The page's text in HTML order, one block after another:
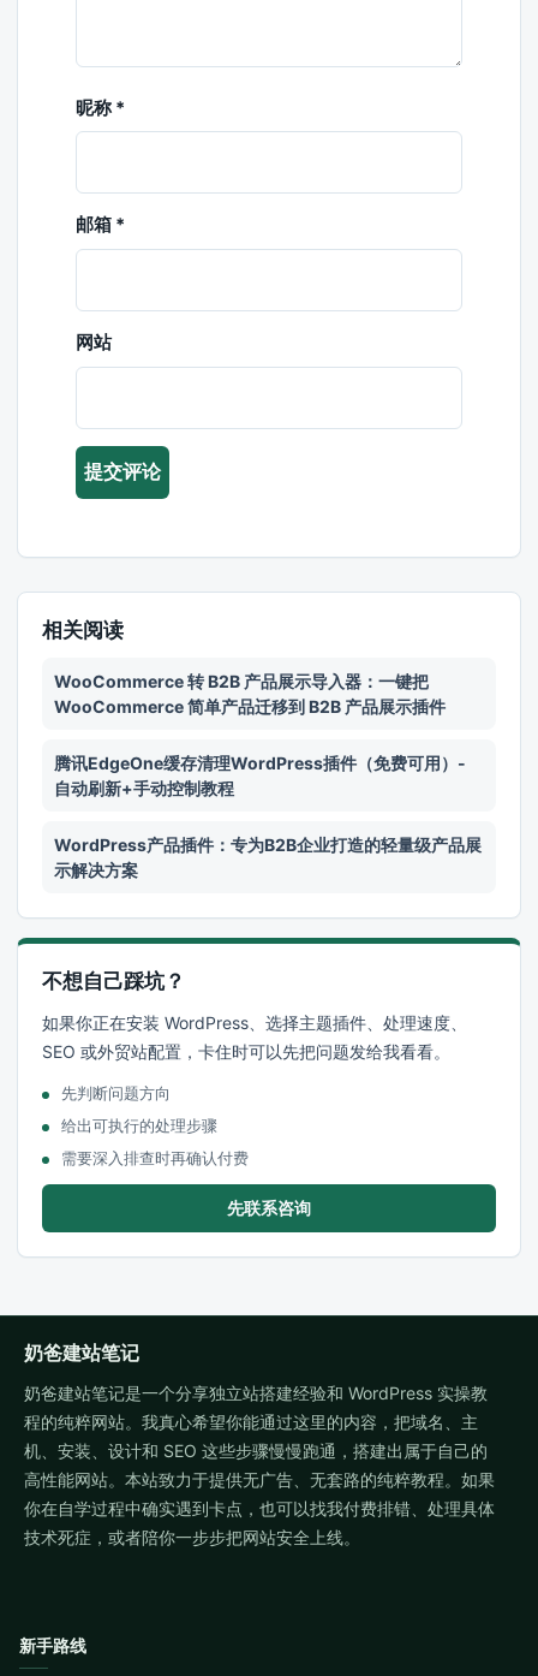
昵称 *
邮箱 *
网站
相关阅读
WooCommerce 转 B2B 产品展示导入器：一键把
WooCommerce 简单产品迁移到 B2B 产品展示插件
腾讯EdgeOne缓存清理WordPress插件（免费可用）-
自动刷新+手动控制教程
WordPress产品插件：专为B2B企业打造的轻量级产品展
示解决方案
不想自己踩坑？
如果你正在安装 WordPress、选择主题插件、处理速度、
SEO 或外贸站配置，卡住时可以先把问题发给我看看。
先判断问题方向
给出可执行的处理步骤
需要深入排查时再确认付费
先联系咨询
奶爸建站笔记
奶爸建站笔记是一个分享独立站搭建经验和 WordPress 实操教
程的纯粹网站。我真心希望你能通过这里的内容，把域名、主
机、安装、设计和 SEO 这些步骤慢慢跑通，搭建出属于自己的
高性能网站。本站致力于提供无广告、无套路的纯粹教程。如果
你在自学过程中确实遇到卡点，也可以找我付费排错、处理具体
技术死症，或者陪你一步步把网站安全上线。
新手路线